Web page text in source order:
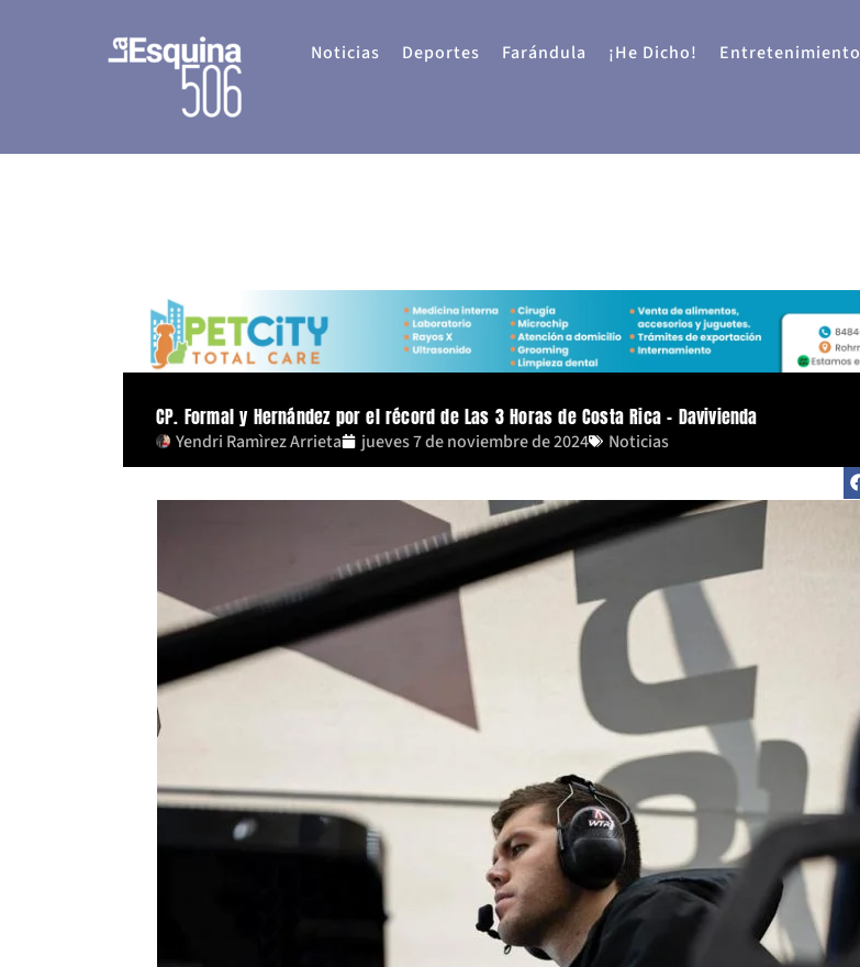
Noticias Deportes Farándula ¡He Dicho! Entretenimiento
CP. Formal y Hernández por el récord de Las 3 Horas de Costa Rica – Davivienda
Yendri Ramìrez Arrieta jueves 7 de noviembre de 2024 Noticias